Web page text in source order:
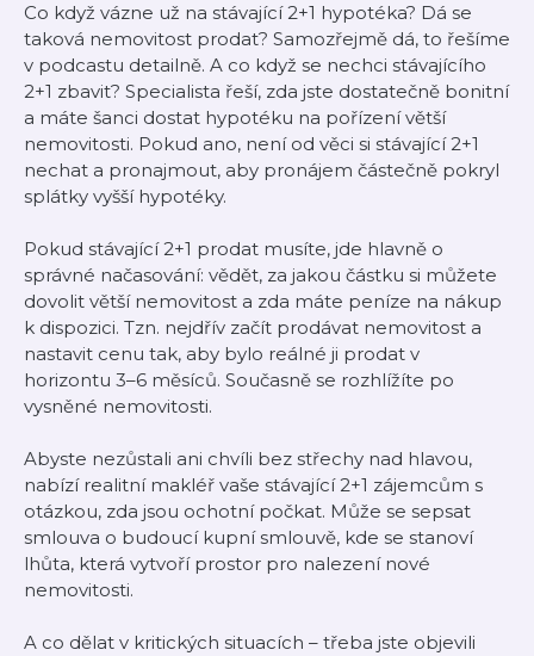
Co když vázne už na stávající 2+1 hypotéka? Dá se
taková nemovitost prodat? Samozřejmě dá, to řešíme
v podcastu detailně. A co když se nechci stávajícího
2+1 zbavit? Specialista řeší, zda jste dostatečně bonitní
a máte šanci dostat hypotéku na pořízení větší
nemovitosti. Pokud ano, není od věci si stávající 2+1
nechat a pronajmout, aby pronájem částečně pokryl
splátky vyšší hypotéky.
Pokud stávající 2+1 prodat musíte, jde hlavně o
správné načasování: vědět, za jakou částku si můžete
dovolit větší nemovitost a zda máte peníze na nákup
k dispozici. Tzn. nejdřív začít prodávat nemovitost a
nastavit cenu tak, aby bylo reálné ji prodat v
horizontu 3–6 měsíců. Současně se rozhlížíte po
vysněné nemovitosti.
Abyste nezůstali ani chvíli bez střechy nad hlavou,
nabízí realitní makléř vaše stávající 2+1 zájemcům s
otázkou, zda jsou ochotní počkat. Může se sepsat
smlouva o budoucí kupní smlouvě, kde se stanoví
lhůta, která vytvoří prostor pro nalezení nové
nemovitosti.
A co dělat v kritických situacích – třeba jste objevili